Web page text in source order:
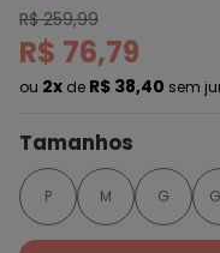
R$ 259,99
R$ 76,79
ou 2x de R$ 38,40 sem
Tamanhos
P M G